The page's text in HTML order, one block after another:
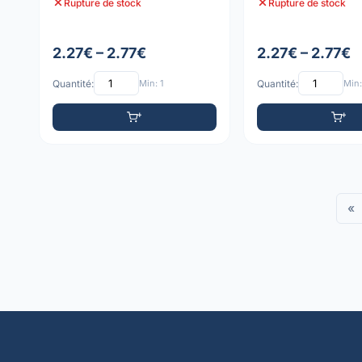
Rupture de stock
2.27€ – 2.77€
Quantité: Min: 1
Rupture de stock
2.27€ – 2.77€
Quantité: Min:
«